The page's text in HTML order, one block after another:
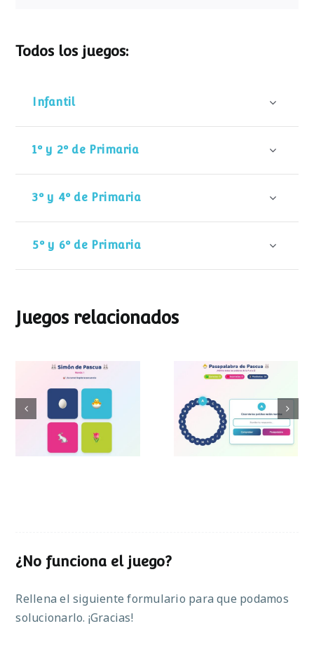
Todos los juegos:
Infantil
1º y 2º de Primaria
3º y 4º de Primaria
5º y 6º de Primaria
Juegos relacionados
Simon de Pascua
Pasapalabra de
Pascua
¿No funciona el juego?
Rellena el siguiente formulario para que podamos
solucionarlo. ¡Gracias!